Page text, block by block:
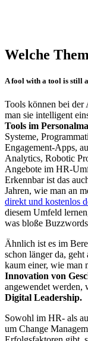
Welche
A fool with a tool is still
Tools können bei der
man sie intelligent
Tools im
Systeme,
Engagement-Apps,
Analytics, Robotic
Angebote im HR-
Erkennbar ist das
Jahren, wie man an
direkt und kostenlos
diesem Umfeld
was bloße
Ähnlich ist es im
schon länger da,
kaum einer, wie man
Innovation von
angewendet werden,
Digital Leadership.
Sowohl im HR- als
um Change